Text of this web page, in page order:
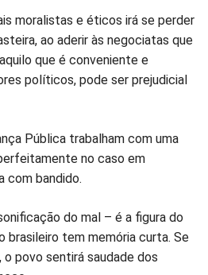
moralistas e éticos irá se perder
ao aderir às negociatas que
que é conveniente e
políticos, pode ser prejudicial
Pública trabalham com uma
no caso em
com bandido.
do mal – é a figura do
brasileiro tem memória curta. Se
povo sentirá saudade dos